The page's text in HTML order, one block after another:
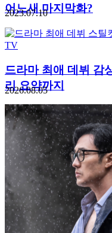
어느새 마지막화?
2023.07.10
TV
드라마 최애 데뷔 감
리 요약까지
2026.08.05